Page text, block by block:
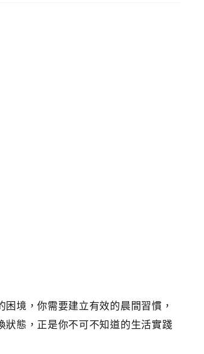
境，你需要建立有效的晨間習慣，
態，正是你不可不知道的生活實踐